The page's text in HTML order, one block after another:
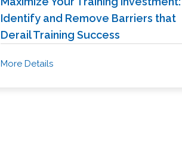
Identify and Remove Barriers that
Derail Training Success
More Details